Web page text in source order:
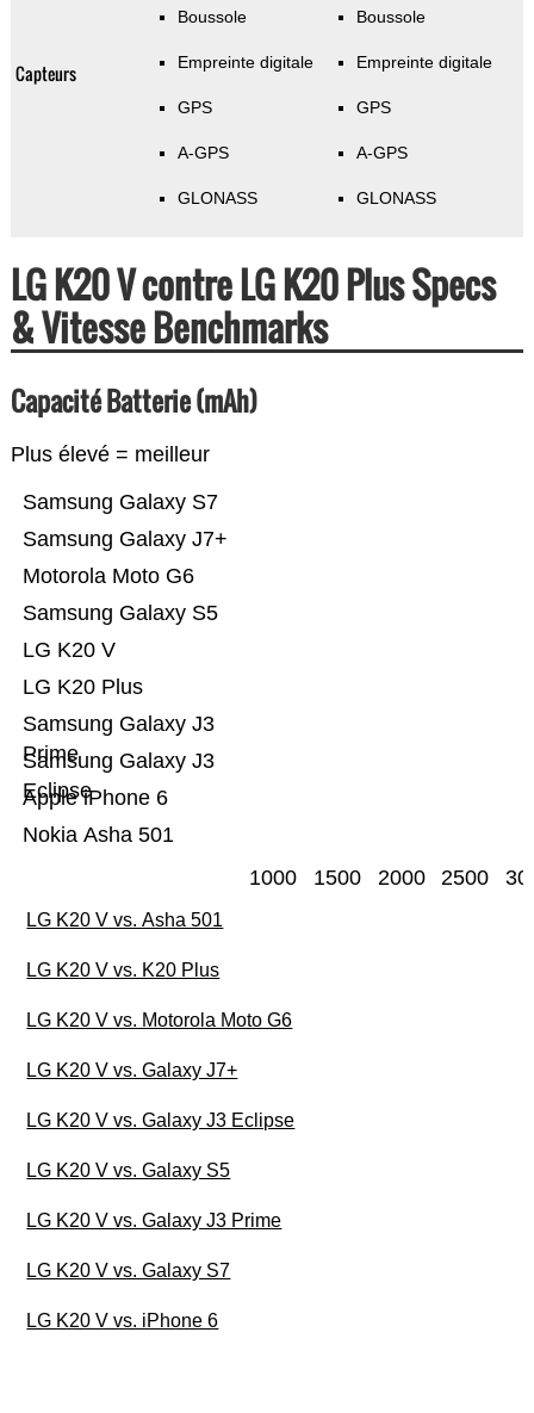
Capteurs
Boussole
Empreinte digitale
GPS
A-GPS
GLONASS
Boussole
Empreinte digitale
GPS
A-GPS
GLONASS
LG K20 V contre LG K20 Plus Specs
& Vitesse Benchmarks
Capacité Batterie (mAh)
Plus élevé = meilleur
Nokia Asha 501
Apple iPhone 6
Samsung Galaxy J3
Eclipse
Samsung Galaxy J3
Prime
LG K20 Plus
LG K20 V
Samsung Galaxy S5
Motorola Moto G6
Samsung Galaxy J7+
Samsung Galaxy S7
1000 1500 2000 2500
LG K20 V vs. Asha 501
LG K20 V vs. K20 Plus
LG K20 V vs. Motorola Moto G6
LG K20 V vs. Galaxy J7+
LG K20 V vs. Galaxy J3 Eclipse
LG K20 V vs. Galaxy S5
LG K20 V vs. Galaxy J3 Prime
LG K20 V vs. Galaxy S7
LG K20 V vs. iPhone 6